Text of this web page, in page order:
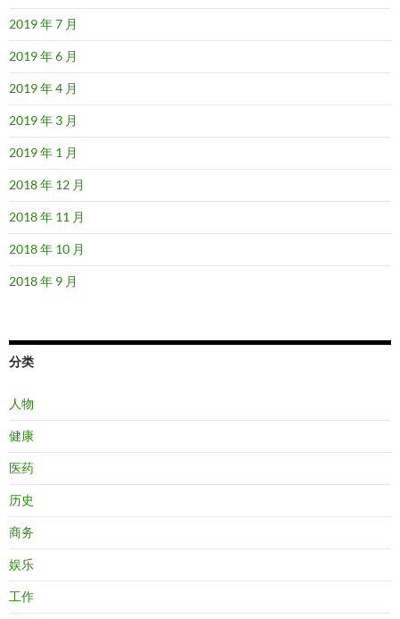
2019 年 7 月
2019 年 6 月
2019 年 4 月
2019 年 3 月
2019 年 1 月
2018 年 12 月
2018 年 11 月
2018 年 10 月
2018 年 9 月
分类
人物
健康
医药
历史
商务
娱乐
工作